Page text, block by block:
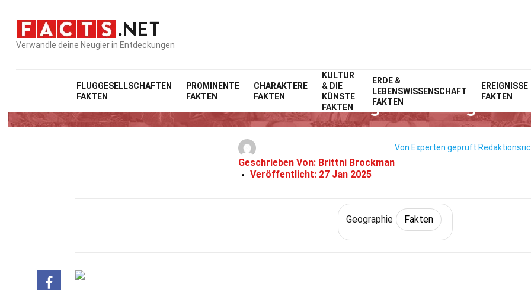
Verwandle deine Neugier in Entdeckungen
FLUGGESELLSCHAFTEN
FAKTEN
PROMINENTE
FAKTEN
CHARAKTERE
FAKTEN
KULTUR
& DIE
KÜNSTE
FAKTEN
ERDE &
LEBENSWISSENSCHAFT
FAKTEN
EREIGNISSE
FAKTEN
Home WissenschaftFakten Fakten
36 Fakten Über
Geschrieben Von: Brittni Brockman
Veröffentlicht: 27 Jan 2025
Von Experten geprüft
Geographie Fakten